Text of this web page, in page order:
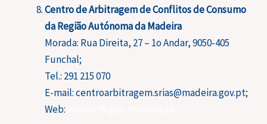
Centro de Arbitragem de Conflitos de Consumo
da Região Autónoma da Madeira
Morada: Rua Direita, 27 – 1o Andar, 9050-405
Funchal;
Tel.: 291 215 070
E-mail: centroarbitragem.srias@madeira.gov.pt;
Web: